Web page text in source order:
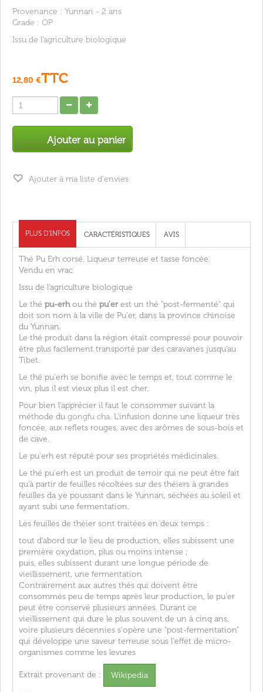
Provenance : Yunnan - 2 ans
Grade : OP
Issu de l'agriculture biologique
12,80 €TTC
Ajouter au panier
Ajouter à ma liste d'envies
PLUS D'INFOS CARACTÉRISTIQUES AVIS
Thé Pu Erh corsé. Liqueur terreuse et tasse foncée.
Vendu en vrac
Issu de l'agriculture biologique
Le thé pu-erhou thé pu'er est un thé "post-fermenté" qui
doit son nom à la ville de Pu'er, dans la province chinoise
du Yunnan.
Le thé produit dans la région était compressé pour pouvoir
être plus facilement transporté par des caravanes jusqu'au
Tibet.
Le thé pu'erh se bonifie avec le temps et, tout comme le
vin, plus il est vieux plus il est cher.
Pour bien l'apprécier il faut le consommer suivant la
méthode du gongfu cha. L'infusion donne une liqueur très
foncée, aux reflets rouges, avec des arômes de sous-bois et
de cave.
Le pu'erh est réputé pour ses propriétés médicinales.
Le thé pu'erh est un produit de terroir qui ne peut être fait
qu'à partir de feuilles récoltées sur des théiers à grandes
feuilles da ye poussant dans le Yunnan, séchées au soleil et
ayant subi une fermentation.
Les feuilles de théier sont traitées en deux temps :
tout d'abord sur le lieu de production, elles subissent une
première oxydation, plus ou moins intense ;
puis, elles subissent durant une longue période de
vieillissement, une fermentation
Contrairement aux autres thés qui doivent être
consommés peu de temps après leur production, le pu'er
peut être conservé plusieurs années. Durant ce
vieillissement qui dure le plus souvent de un à cinq ans,
voire plusieurs décennies s'opère une "post-fermentation"
qui développe une saveur terreuse sous l'effet de micro-
organismes comme les levures
Extrait provenant de : Wikipedia